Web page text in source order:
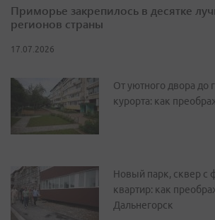
Приморье закрепилось в десятке
регионов страны
17.07.2026
От уютного двора до
курорта: как
Новый парк, сквер с
квартир: как
Дальнегорск